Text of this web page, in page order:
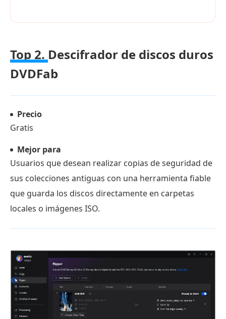
Top 2. Descifrador de discos duros
DVDFab
Precio
Gratis
Mejor para
Usuarios que desean realizar copias de seguridad de
sus colecciones antiguas con una herramienta fiable
que guarda los discos directamente en carpetas
locales o imágenes ISO.